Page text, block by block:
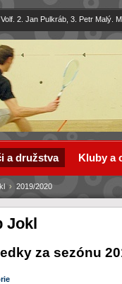
2. Jan Pulkráb, 3. Petr Malý.
Jokl
za sezónu
› 2019/2020
a družstva Kluby a